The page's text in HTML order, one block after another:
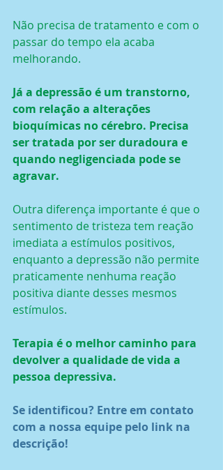
Não precisa de tratamento e com o
passar do tempo ela acaba
melhorando.
Já a depressão é um transtorno,
com relação a alterações
bioquímicas no cérebro. Precisa
ser tratada por ser duradoura e
quando negligenciada pode se
agravar.
Outra diferença importante é que o
sentimento de tristeza tem reação
imediata a estímulos positivos,
enquanto a depressão não permite
praticamente nenhuma reação
positiva diante desses mesmos
estímulos.
Terapia é o melhor caminho para
devolver a qualidade de vida a
pessoa depressiva.
Se identificou? Entre em contato
com a nossa equipe pelo link na
descrição!